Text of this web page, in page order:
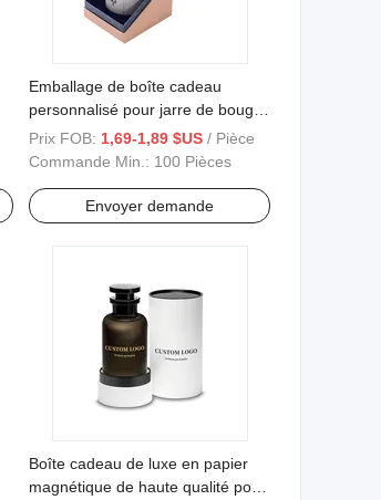
Emballage de boîte cadeau
personnalisé pour jarre de bougie
vide en papier rigide, boîte
d'emballage de bougie parfumée
Prix FOB: 1,69-1,89 $US / Pièce
Commande Min.: 100 Pièces
Envoyer demande
Boîte cadeau de luxe en papier
magnétique de haute qualité pour